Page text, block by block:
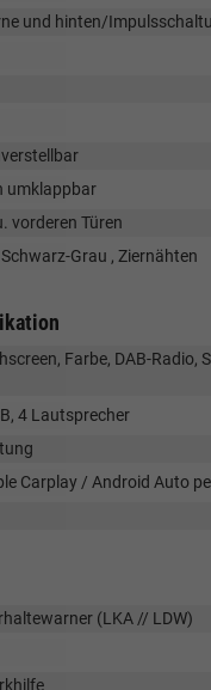
und hinten/
umklappbar
vorderen Türen
Grau , Ziernähten
Farbe, DAB-
4 Lautsprecher
Carplay / Android Auto
(LKA // LDW)